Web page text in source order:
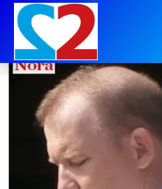
0804 kilátások 1